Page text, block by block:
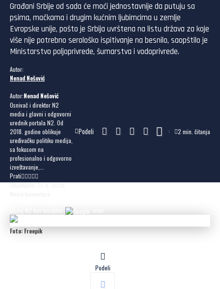
Građani Srbije od sada će moći jednostavnije da putuju sa
psima, mačkama i drugim kućnim ljubimcima u zemlje
Evropske unije, pošto je Srbija uvrštena na listu država za koje
više nije potrebno serološko ispitivanje na besnilo, saopštilo je
Ministarstvo poljoprivrede, šumarstva i vodoprivrede.
Autor:
Nenad Nešović
Autor:Nenad Nešović
Osnivač i direktor N2
media i glavni i odgovorni
urednik portala N2. Od
2018. godine oblikuje
uređivačku politiku medija,
sa fokusom na
profesionalno i odgovorno
izveštavanje,...
Prati
Objavljeno: 17. 6. 2026.
Podeli 2 min. čitanja
Foto: Freepik
Podeli